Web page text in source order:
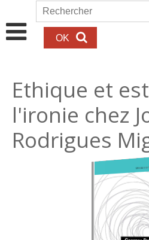
Aller au contenu principal
Formulaire de
Rechercher
Ethique et
l'ironie chez
Rodrigues